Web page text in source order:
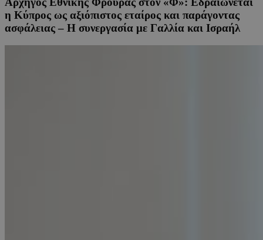
η Κύπρος ως αξιόπιστος εταίρος και παράγοντας
ασφάλειας – Η συνεργασία με Γαλλία και Ισραήλ